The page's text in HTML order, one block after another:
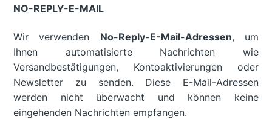
NO-REPLY-E-MAIL
Wir verwenden No-Reply-E-Mail-Adressen, um
Ihnen automatisierte Nachrichten wie
Versandbestätigungen, Kontoaktivierungen oder
Newsletter zu senden. Diese E-Mail-Adressen
werden nicht überwacht und können keine
eingehenden Nachrichten empfangen.